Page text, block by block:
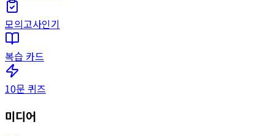
모의고사인기
복습 카드
10문 퀴즈
미디어